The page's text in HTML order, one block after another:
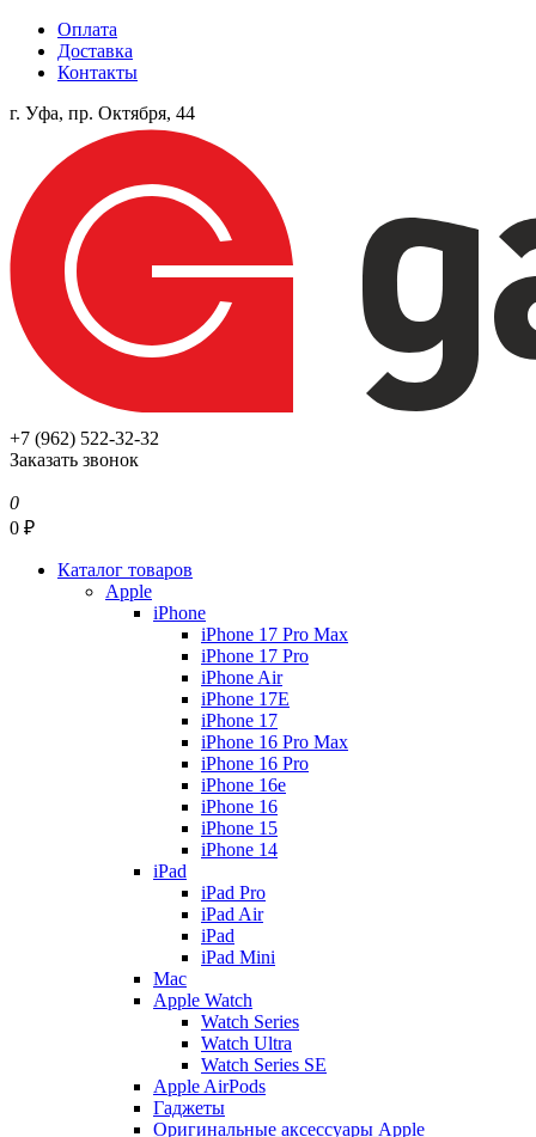
Оплата
Доставка
Контакты
г. Уфа, пр. Октября, 44
+7 (962) 522-32-32
Заказать звонок
0
0 ₽
Каталог товаров
Apple
iPhone
iPhone 17 Pro Max
iPhone 17 Pro
iPhone Air
iPhone 17E
iPhone 17
iPhone 16 Pro Max
iPhone 16 Pro
iPhone 16e
iPhone 16
iPhone 15
iPhone 14
iPad
iPad Pro
iPad Air
iPad
iPad Mini
Mac
Apple Watch
Watch Series
Watch Ultra
Watch Series SE
Apple AirPods
Гаджеты
Оригинальные аксессуары Apple